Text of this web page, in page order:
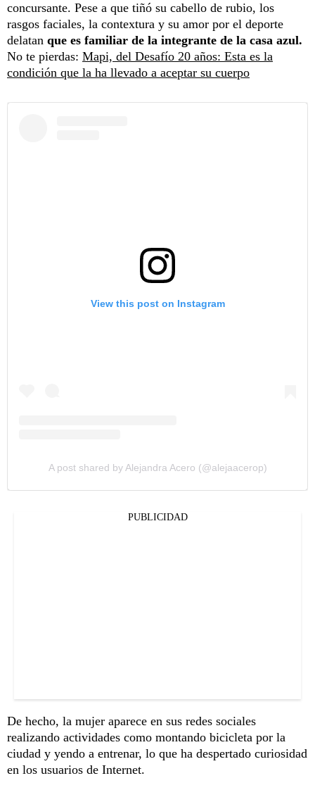
concursante. Pese a que tiñó su cabello de rubio, los
rasgos faciales, la contextura y su amor por el deporte
delatan que es familiar de la integrante de la casa azul.
No te pierdas: Mapi, del Desafío 20 años: Esta es la
condición que la ha llevado a aceptar su cuerpo
View this post on Instagram
A post shared by Alejandra Acero (@alejaacerop)
PUBLICIDAD
De hecho, la mujer aparece en sus redes sociales
realizando actividades como montando bicicleta por la
ciudad y yendo a entrenar, lo que ha despertado curiosidad
en los usuarios de Internet.